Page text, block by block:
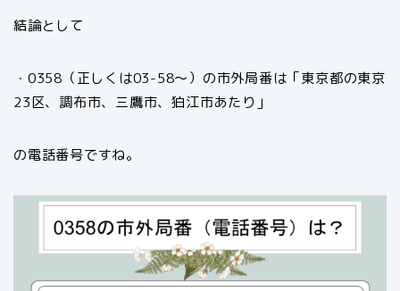
結論として
・0358（正しくは03-58～）の市外局番は「東京都の東京
23区、調布市、三鷹市、狛江市あたり」
の電話番号ですね。